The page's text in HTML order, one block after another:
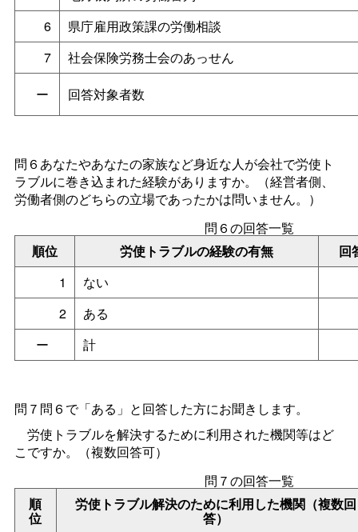
6
県庁雇用政策課の労働相談
7
社会保険労務士会のあっせん
ー
回答対象者数
問６あなたやあなたの家族など身近な人が会社で労使ト
ラブルに巻き込まれた経験がありますか。（経営者側、
労働者側のどちらの立場であったかは問いません。）
順位 労使トラブルの経験の有無 回
問６の回答一覧
1
ない
2
ある
ー
計
問７問６で「ある」と回答した方にお聞きします。
労使トラブルを解決するために利用された機関等はど
こですか。（複数回答可）
順
位
労使トラブル解決のために利用した機関（複数回
答）
問７の回答一覧